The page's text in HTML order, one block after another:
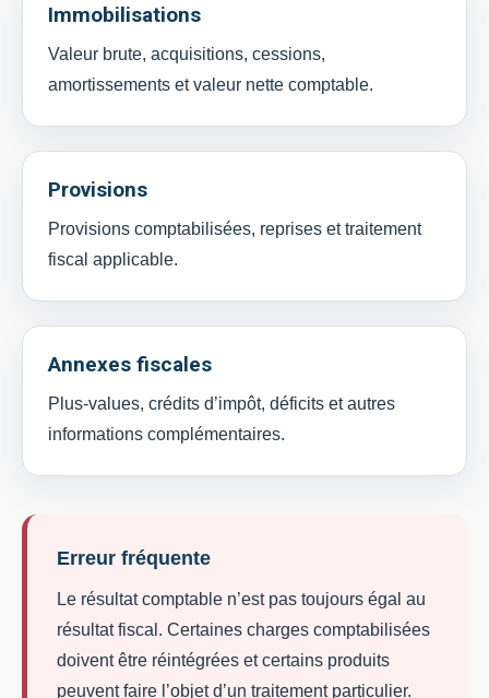
Immobilisations
Valeur brute, acquisitions, cessions,
amortissements et valeur nette comptable.
Provisions
Provisions comptabilisées, reprises et traitement
fiscal applicable.
Annexes fiscales
Plus-values, crédits d’impôt, déficits et autres
informations complémentaires.
Erreur fréquente
Le résultat comptable n’est pas toujours égal au
résultat fiscal. Certaines charges comptabilisées
doivent être réintégrées et certains produits
peuvent faire l’objet d’un traitement particulier.